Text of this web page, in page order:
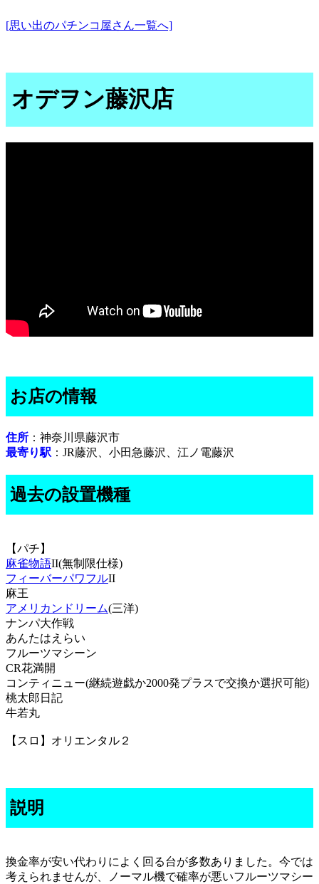
[思い出のパチンコ屋さん一覧へ]
オデヲン藤沢店
お店の情報
住所 ：神奈川県藤沢市
最寄り駅 ：JR藤沢、小田急藤沢、江ノ電藤沢
過去の設置機種
【パチ】
麻雀物語II(無制限仕様)
フィーバーパワフルII
麻王
アメリカンドリーム(三洋)
ナンパ大作戦
あんたはえらい
フルーツマシーン
CR花満開
コンティニュー(継続遊戯か2000発プラスで交換か選択可能)
桃太郎日記
牛若丸
【スロ】オリエンタル２
説明
換金率が安い代わりによく回る台が多数ありました。今では
考えられませんが、ノーマル機で確率が悪いフルーツマシー